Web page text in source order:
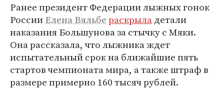
Ранее президент Федерации лыжных гонок
РоссииЕлена Вяльбераскрыладетали
наказания Большунова за стычку с Мяки.
Она рассказала, что лыжника ждет
испытательный срок на ближайшие пять
стартов чемпионата мира, а также штраф в
размере примерно 160 тысяч рублей.